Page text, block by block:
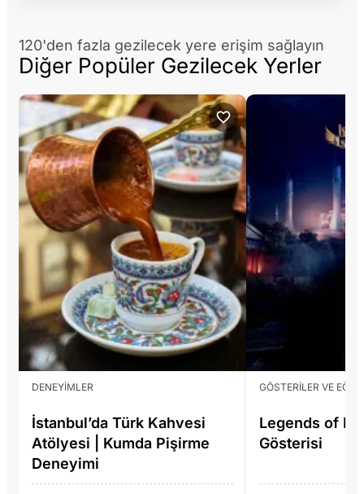
120'den fazla gezilecek yere erişim sağlayın
Diğer Popüler Gezilecek Yerler
DENEYIMLER
İstanbul’da Türk Kahvesi
Atölyesi | Kumda Pişirme
Deneyimi
GÖSTERILER VE
Legends of
Gösterisi